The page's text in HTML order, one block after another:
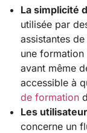
La simplicité
utilisée par
assistantes
une
avant même
accessible à
de formation
Les
concerne un